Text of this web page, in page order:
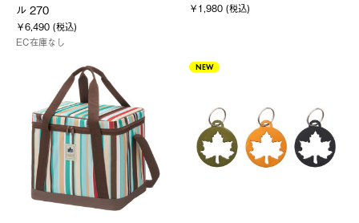
ル 270
￥6,490 (税込)
EC在庫なし
￥1,980 (税込)
NEW